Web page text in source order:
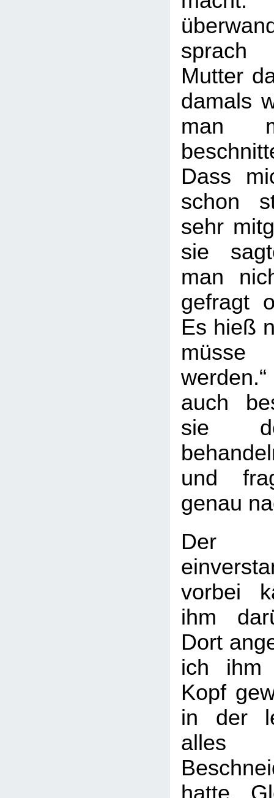
Mutter
damals
man
Dass
schon
sehr
sie
man
gefragt
Es hieß
müsse
auch
sie
und
genau
Der
vorbei
ihm
Dort
ich ihm
Kopf
in der
alles
hatte.